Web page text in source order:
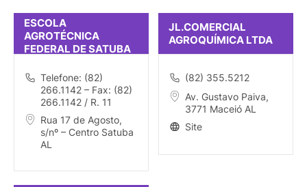
ESCOLA
AGROTÉCNICA
FEDERAL DE SATUBA
Telefone: (82)
266.1142 – Fax: (82)
266.1142 / R. 11
Rua 17 de Agosto,
s/nº – Centro Satuba
AL
JL.COMERCIAL
AGROQUÍMICA LTDA
(82) 355.5212
Av. Gustavo Paiva,
3771 Maceió AL
Site